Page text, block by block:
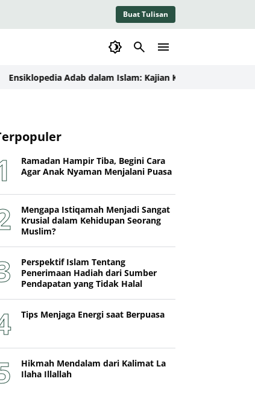
Buat Tulisan
Adab dalam Islam: Kajian Konseptual, Dalil, dan
Ramadan Hampir Tiba, Begini Cara
Agar Anak Nyaman Menjalani Puasa
Mengapa Istiqamah Menjadi Sangat
Krusial dalam Kehidupan Seorang
Muslim?
Perspektif Islam Tentang
Penerimaan Hadiah dari Sumber
Pendapatan yang Tidak Halal
Tips Menjaga Energi saat Berpuasa
Hikmah Mendalam dari Kalimat La
Ilaha Illallah